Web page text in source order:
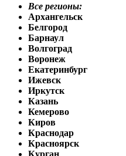
Все регионы:
Архангельск
Белгород
Барнаул
Волгоград
Воронеж
Екатеринбург
Ижевск
Иркутск
Казань
Кемерово
Киров
Краснодар
Красноярск
Курган